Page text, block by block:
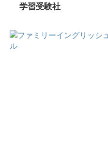
学習受験社